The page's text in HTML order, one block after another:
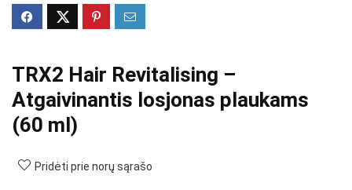
TRX2 Hair Revitalising –
Atgaivinantis losjonas plaukams
(60 ml)
Pridėti prie norų sąrašo